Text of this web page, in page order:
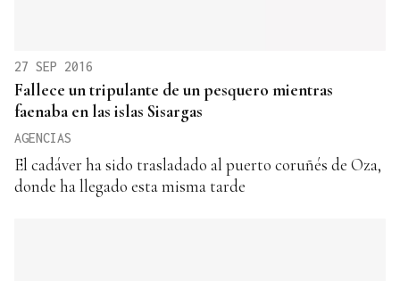
27 SEP 2016
Fallece un tripulante de un pesquero mientras
faenaba en las islas Sisargas
AGENCIAS
El cadáver ha sido trasladado al puerto coruñés de Oza,
donde ha llegado esta misma tarde